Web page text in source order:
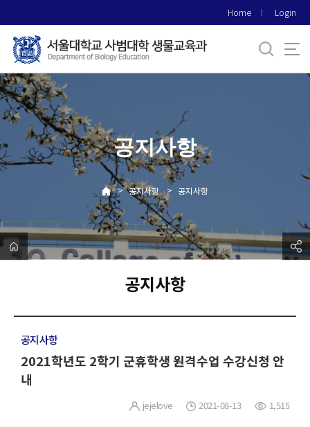
로
메
뉴
Home Login
공지사항
> 공지사항 > 공지사항
공지사항
공지사항
2021학년도 2학기 군휴학생 원격수업 수강신청 안
내
jejelove 2021-08-13 1,515